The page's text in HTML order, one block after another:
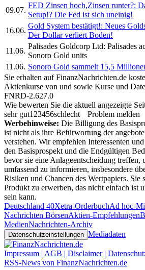
09.07.
FED Zinsen hoch,Zinsen runter?:
Setup!? Die Fed ist sich uneinig!
16.06.
Gold System bestätigt!: Neues
Der Dollar verliert Boden!
11.06.
Palisades Goldcorp Ltd: Palisades
Sonoro Gold units
11.06. Sonoro Gold sammelt 15,5
Sie erhalten auf FinanzNachrichten.de
Aktienkurse von und sowie Kurse und
FNRD-2.627.0
Wie bewerten Sie die aktuell angezeigte
sehr gut1 23456schlecht
Problem melden
Werbehinweise: Die Billigung des
ist nicht als ihre Befürwortung der
verstehen. Wir empfehlen Interessenten
den Basisprospekt und die Endgültigen
bevor sie eine Anlageentscheidung treffen,
umfassend zu informieren, insbesondere
Risiken und Chancen des Wertpapiers.
Produkt zu erwerben, das nicht einfach ist
sein kann.
Deutschland 40Xetra-OrderbuchAd hoc-
Nachrichten BörsenAktien-Empfehlungen
MedienNachrichten-Archiv
Datenschutzeinstellungen Mediadaten
Impressum | AGB | Disclaimer |
RSS-News von FinanzNachrichten.de